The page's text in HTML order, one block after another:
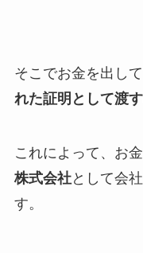
そこでお金を出して
れた証明として渡
これによって、お
株式会社として会
す。